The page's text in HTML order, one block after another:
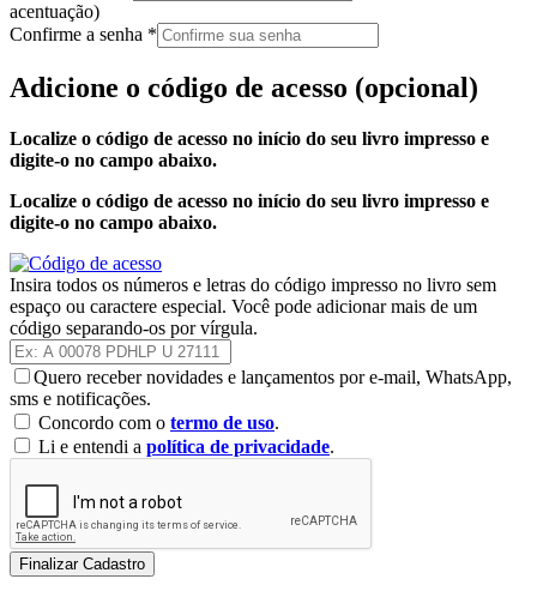
acentuação)
Confirme a senha *
Adicione o código de acesso (opcional)
Localize o código de acesso no início do seu livro impresso e
digite-o no campo abaixo.
Localize o código de acesso no início do seu livro impresso e
digite-o no campo abaixo.
Insira todos os números e letras do código impresso no livro sem
espaço ou caractere especial. Você pode adicionar mais de um
código separando-os por vírgula.
Quero receber novidades e lançamentos por e-mail, WhatsApp,
sms e notificações.
Concordo com o termo de uso.
Li e entendi a política de privacidade.